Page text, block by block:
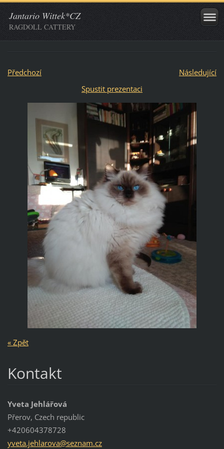
Jantario Wittek*CZ
RAGDOLL CATTERY
Předchozí
Následující
Spustit prezentaci
« Zpět
Kontakt
Yveta Jehlářová
Přerov, Czech republic
+420604378728
yveta.jehlarova@seznam.cz